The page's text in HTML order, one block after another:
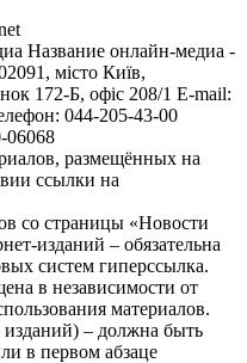
Название онлайн-медиа -
місто Київ,
172-Б, офіс 208/1 E-mail:
044-205-43-00
06068
размещённых на
ссылки на
со страницы «Новости
изданий – обязательна
систем гиперссылка.
в независимости от
материалов.
изданий) – должна быть
в первом абзаце